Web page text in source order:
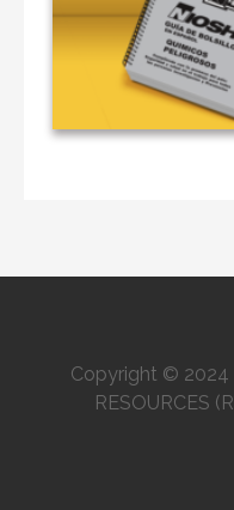
Copyright © 2024
RESOURCES